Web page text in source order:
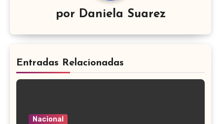
por Daniela Suarez
Entradas Relacionadas
Nacional